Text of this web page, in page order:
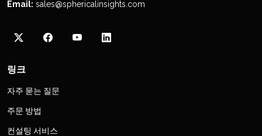
Email: sales@sphericalinsights.com
링크
자주 묻는 질문
주문 방법
컨설팅 서비스